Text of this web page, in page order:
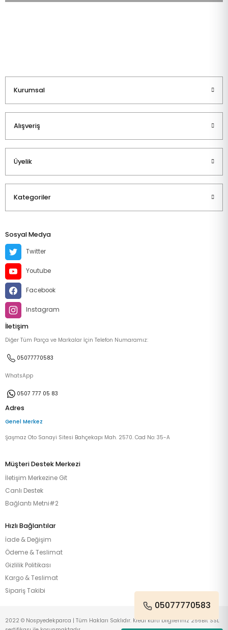
Kurumsal
Alışveriş
Üyelik
Kategoriler
Sosyal Medya
Twitter
Youtube
Facebook
Instagram
İletişim
Diğer Tüm Parça ve Markalar İçin Telefon Numaramız:
05077770583
WhatsApp
0507 777 05 83
Adres
Genel Merkez
Şaşmaz Oto Sanayi Sitesi Bahçekapı Mah. 2570. Cad No: 35-A
Müşteri Destek Merkezi
İletişim Merkezine Git
Canlı Destek
Bağlantı Metni#2
Hızlı Bağlantılar
İade & Değişim
Ödeme & Teslimat
Gizlilik Politikası
Kargo & Teslimat
Sipariş Takibi
05077770583
2022 © Nospyedekparca | Tüm Hakları Saklıdır. Kredi kartı bilgileriniz 256Bit SSL